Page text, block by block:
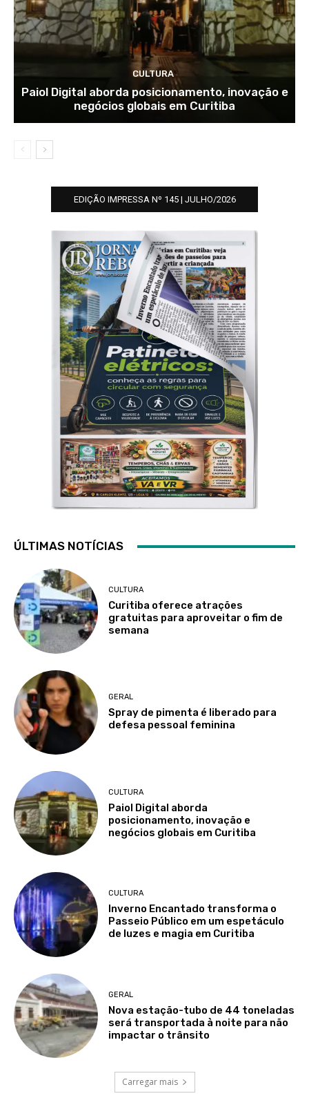
CULTURA
Paiol Digital aborda posicionamento, inovação e
negócios globais em Curitiba
EDIÇÃO IMPRESSA Nº 145 | JULHO/2026
ÚLTIMAS NOTÍCIAS
CULTURA
Curitiba oferece atrações
gratuitas para aproveitar o fim de
semana
GERAL
Spray de pimenta é liberado para
defesa pessoal feminina
CULTURA
Paiol Digital aborda
posicionamento, inovação e
negócios globais em Curitiba
CULTURA
Inverno Encantado transforma o
Passeio Público em um espetáculo
de luzes e magia em Curitiba
GERAL
Nova estação-tubo de 44 toneladas
será transportada à noite para não
impactar o trânsito
Carregar mais